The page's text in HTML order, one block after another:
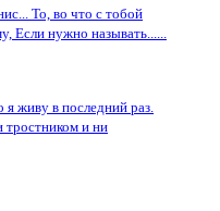
То, во что с тобой
Если нужно называть......
живу в последний раз.
тростником и ни